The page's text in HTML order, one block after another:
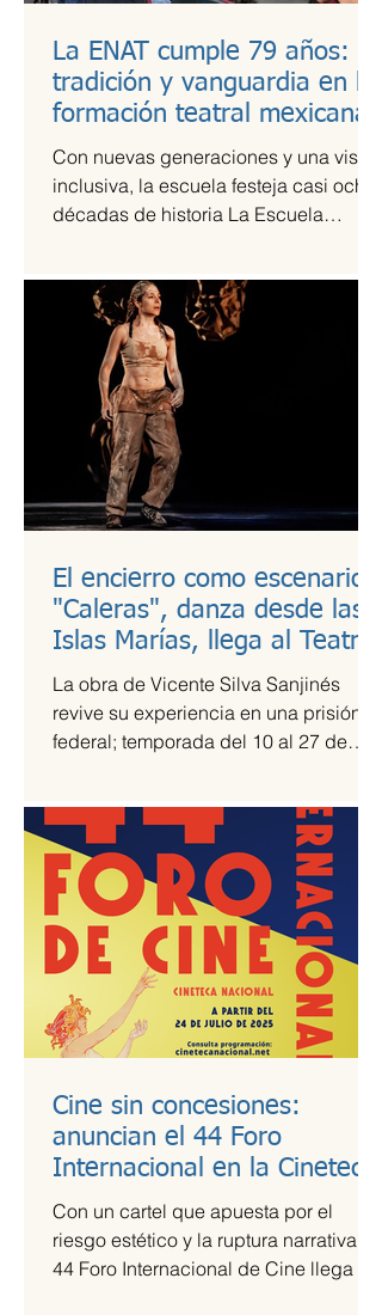
La ENAT cumple 79 años:
tradición y vanguardia en la
formación teatral mexicana
Con nuevas generaciones y una visión
inclusiva, la escuela festeja casi ocho
décadas de historia La Escuela
El encierro como escenario:
"Caleras", danza desde las
Islas Marías, llega al Teatro
Guillermina Bravo
La obra de Vicente Silva Sanjinés
revive su experiencia en una prisión
federal; temporada del 10 al 27 de
Cine sin concesiones:
anuncian el 44 Foro
Internacional en la Cineteca
Nacional
Con un cartel que apuesta por el
riesgo estético y la ruptura narrativa, el
44 Foro Internacional de Cine llega a